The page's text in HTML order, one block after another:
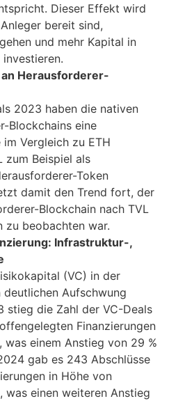
Dieser Effekt wird
bereit sind,
und mehr Kapital in
Herausforderer-
2023 haben die nativen
Blockchains eine
Vergleich zu ETH
zum Beispiel als
Token
damit den Trend fort, der
Blockchain nach TVL
zu beobachten war.
Infrastruktur-,
(VC) in der
Aufschwung
stieg die Zahl der VC-Deals
Finanzierungen
was einem Anstieg von 29 %
gab es 243 Abschlüsse
in Höhe von
was einen weiteren Anstieg